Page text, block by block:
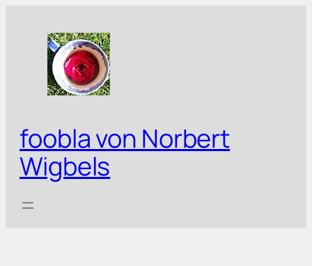
springen
foobla von Norbert
Wigbels